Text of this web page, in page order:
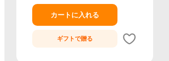
カートに入れる
ギフトで贈る